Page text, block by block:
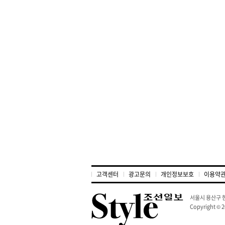
고객센터 광고문의 개인정보보호 이용약
서울시 용산구
Copyright ©